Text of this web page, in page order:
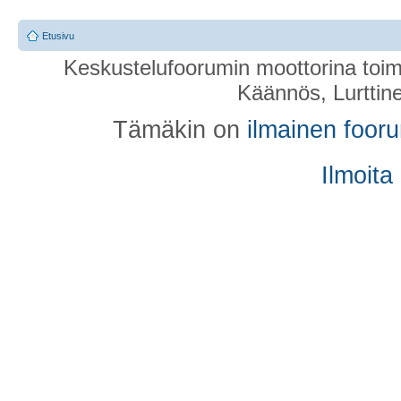
Etusivu
Keskustelufoorumin moottorina
Käännös,
Tämäkin on ilmainen